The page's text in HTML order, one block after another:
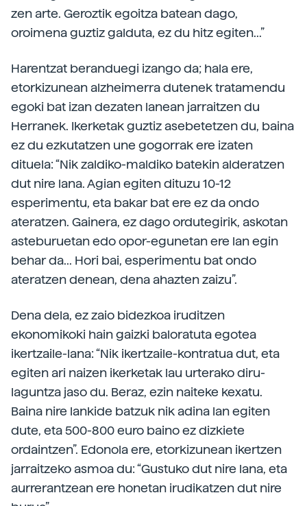
zen arte. Geroztik egoitza batean dago,
oroimena guztiz galduta, ez du hitz egiten...”
Harentzat beranduegi izango da; hala ere,
etorkizunean alzheimerra dutenek tratamendu
egoki bat izan dezaten lanean jarraitzen du
Herranek. Ikerketak guztiz asebetetzen du, baina
ez du ezkutatzen une gogorrak ere izaten
dituela: “Nik zaldiko-maldiko batekin alderatzen
dut nire lana. Agian egiten dituzu 10-12
esperimentu, eta bakar bat ere ez da ondo
ateratzen. Gainera, ez dago ordutegirik, askotan
asteburuetan edo opor-egunetan ere lan egin
behar da... Hori bai, esperimentu bat ondo
ateratzen denean, dena ahazten zaizu”.
Dena dela, ez zaio bidezkoa iruditzen
ekonomikoki hain gaizki baloratuta egotea
ikertzaile-lana: “Nik ikertzaile-kontratua dut, eta
egiten ari naizen ikerketak lau urterako diru-
laguntza jaso du. Beraz, ezin naiteke kexatu.
Baina nire lankide batzuk nik adina lan egiten
dute, eta 500-800 euro baino ez dizkiete
ordaintzen”. Edonola ere, etorkizunean ikertzen
jarraitzeko asmoa du: “Gustuko dut nire lana, eta
aurrerantzean ere honetan irudikatzen dut nire